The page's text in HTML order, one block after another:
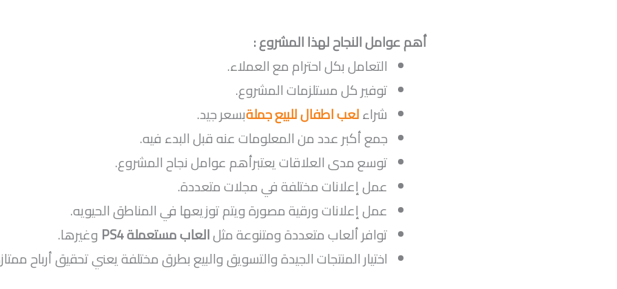
أهم عوامل النجاح لهذا المشروع :
التعامل بكل احترام مع العملاء.
توفير كل مستلزمات المشروع.
شراءلعب اطفال للبيع جملةبسعر جيد.
جمع أكبر عدد من المعلومات عنه قبل البدء فيه.
توسع مدى العلاقات يعتبرأهم عوامل نجاح المشروع.
عمل إعلانات مختلفة في مجلات متعددة.
عمل إعلانات ورقية مصورة ويتم توزيعها في المناطق الحيويه.
توافر ألعاب متعددة ومتنوعة مثلالعاب مستعملةPS4 وغيرها.
اختيار المنتجات الجيدة والتسويق والبيع بطرق مختلفة يعني تحقيق أرباح